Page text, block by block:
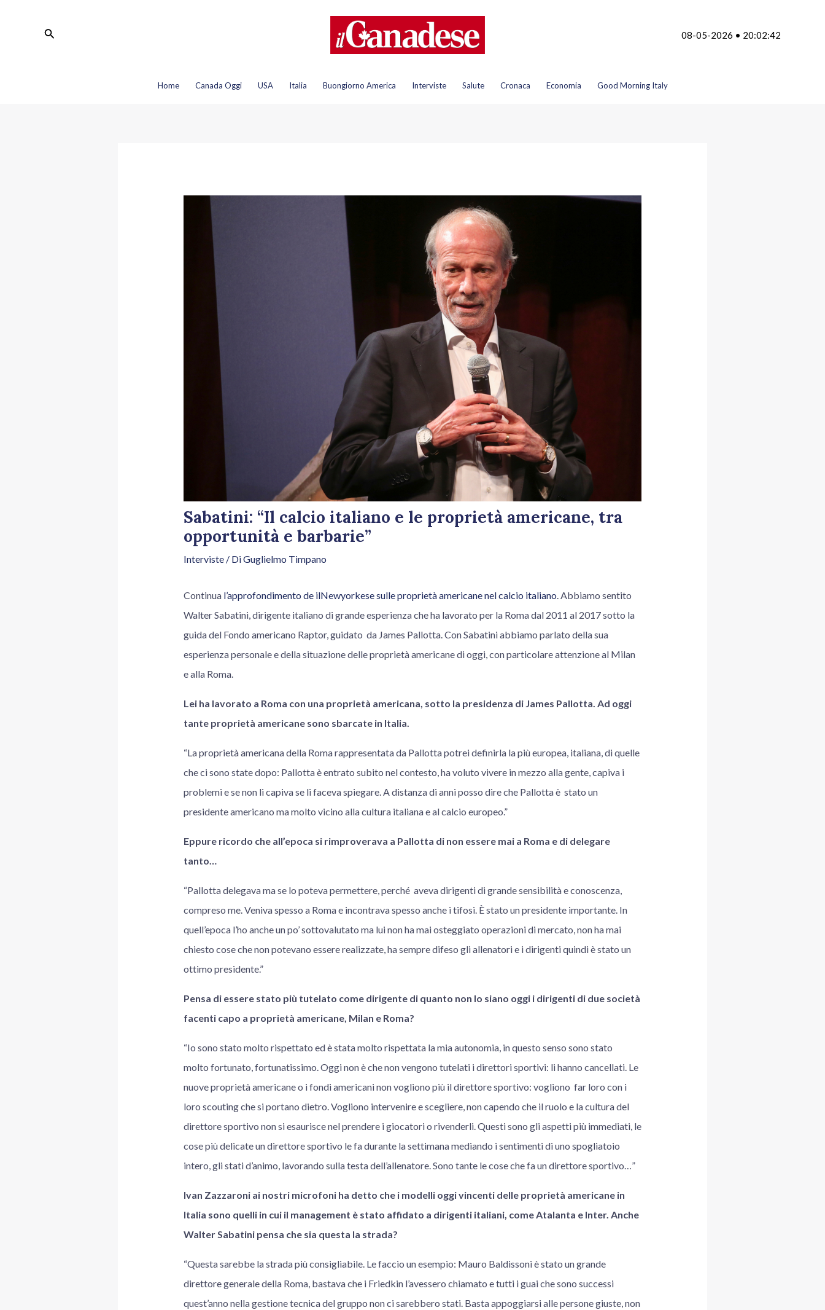
Cerca 08-05-2026 • 20:02:42
Home Canada Oggi USA Italia Buongiorno America Interviste Salute Cronaca Economia Good Morning Italy
Sabatini: “Il calcio italiano e le proprietà americane, tra
opportunità e barbarie”
Interviste/ DiGuglielmo Timpano
Continua l’approfondimento de ilNewyorkese sulle proprietà americane nel calcio italiano. Abbiamo sentito
Walter Sabatini, dirigente italiano di grande esperienza che ha lavorato per la Roma dal 2011 al 2017 sotto la
guida del Fondo americano Raptor, guidato da James Pallotta. Con Sabatini abbiamo parlato della sua
esperienza personale e della situazione delle proprietà americane di oggi, con particolare attenzione al Milan
e alla Roma.
Lei ha lavorato a Roma con una proprietà americana, sotto la presidenza di James Pallotta. Ad oggi
tante proprietà americane sono sbarcate in Italia.
“La proprietà americana della Roma rappresentata da Pallotta potrei definirla la più europea, italiana, di quelle
che ci sono state dopo: Pallotta è entrato subito nel contesto, ha voluto vivere in mezzo alla gente, capiva i
problemi e se non li capiva se li faceva spiegare. A distanza di anni posso dire che Pallotta è stato un
presidente americano ma molto vicino alla cultura italiana e al calcio europeo.”
Eppure ricordo che all’epoca si rimproverava a Pallotta di non essere mai a Roma e di delegare
tanto…
“Pallotta delegava ma se lo poteva permettere, perché aveva dirigenti di grande sensibilità e conoscenza,
compreso me. Veniva spesso a Roma e incontrava spesso anche i tifosi. È stato un presidente importante. In
quell’epoca l’ho anche un po’ sottovalutato ma lui non ha mai osteggiato operazioni di mercato, non ha mai
chiesto cose che non potevano essere realizzate, ha sempre difeso gli allenatori e i dirigenti quindi è stato un
ottimo presidente.”
Pensa di essere stato più tutelato come dirigente di quanto non lo siano oggi i dirigenti di due società
facenti capo a proprietà americane, Milan e Roma?
“Io sono stato molto rispettato ed è stata molto rispettata la mia autonomia, in questo senso sono stato
molto fortunato, fortunatissimo. Oggi non è che non vengono tutelati i direttori sportivi: li hanno cancellati. Le
nuove proprietà americane o i fondi americani non vogliono più il direttore sportivo: vogliono far loro con i
loro scouting che si portano dietro. Vogliono intervenire e scegliere, non capendo che il ruolo e la cultura del
direttore sportivo non si esaurisce nel prendere i giocatori o rivenderli. Questi sono gli aspetti più immediati, le
cose più delicate un direttore sportivo le fa durante la settimana mediando i sentimenti di uno spogliatoio
intero, gli stati d’animo, lavorando sulla testa dell’allenatore. Sono tante le cose che fa un direttore sportivo…”
Ivan Zazzaroni ai nostri microfoni ha detto che i modelli oggi vincenti delle proprietà americane in
Italia sono quelli in cui il management è stato affidato a dirigenti italiani, come Atalanta e Inter. Anche
Walter Sabatini pensa che sia questa la strada?
“Questa sarebbe la strada più consigliabile. Le faccio un esempio: Mauro Baldissoni è stato un grande
direttore generale della Roma, bastava che i Friedkin l’avessero chiamato e tutti i guai che sono successi
quest’anno nella gestione tecnica del gruppo non ci sarebbero stati. Basta appoggiarsi alle persone giuste, non